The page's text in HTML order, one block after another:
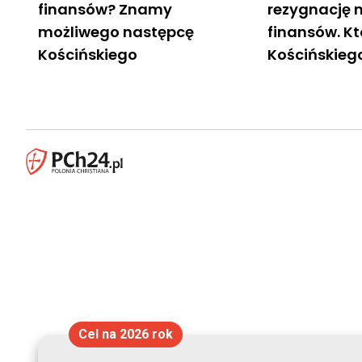
finansów? Znamy
możliwego następcę
Kościńskiego
rezygnację
finansów.
Cel na 2026 rok